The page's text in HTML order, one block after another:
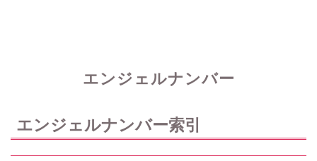
エンジェルナンバー
エンジェルナンバー索引